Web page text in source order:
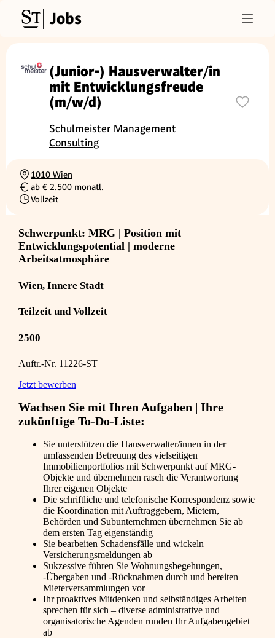
Jobs
(Junior-) Hausverwalter/in
mit Entwicklungsfreude
(m/w/d)
Schulmeister Management
Consulting
Ortschaft
1010 Wien
Gehalt
ab € 2.500 monatl.
Beschäftigungsart
Vollzeit
Schwerpunkt: MRG | Position mit
Entwicklungspotential | moderne
Arbeitsatmosphäre
Wien, Innere Stadt
Teilzeit und Vollzeit
2500
Auftr.-Nr. 11226-ST
Jetzt bewerben
Wachsen Sie mit Ihren Aufgaben | Ihre
zukünftige To-Do-Liste:
Sie unterstützen die Hausverwalter/innen in der
umfassenden Betreuung des vielseitigen
Immobilienportfolios mit Schwerpunkt auf MRG-
Objekte und übernehmen rasch die Verantwortung
Ihrer eigenen Objekte
Die schriftliche und telefonische Korrespondenz sowie
die Koordination mit Auftraggebern, Mietern,
Behörden und Subunternehmen übernehmen Sie ab
dem ersten Tag eigenständig
Sie bearbeiten Schadensfälle und wickeln
Versicherungsmeldungen ab
Sukzessive führen Sie Wohnungsbegehungen,
-Übergaben und -Rücknahmen durch und bereiten
Mieterversammlungen vor
Ihr proaktives Mitdenken und selbständiges Arbeiten
sprechen für sich – diverse administrative und
organisatorische Agenden runden Ihr Aufgabengebiet
ab